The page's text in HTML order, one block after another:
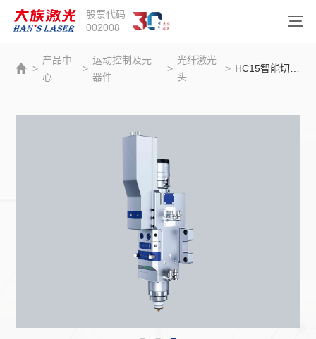
股票代码
002008
>
产品中
心
>
运动控制及元
器件
>
光纤激光
头
>